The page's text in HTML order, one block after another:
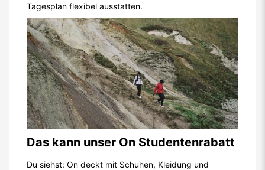
Tagesplan flexibel ausstatten.
Das kann unser On Studentenrabatt
Du siehst: On deckt mit Schuhen, Kleidung und